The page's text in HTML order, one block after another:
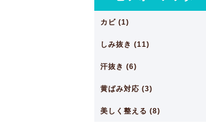
カビ (1)
しみ抜き (11)
汗抜き (6)
黄ばみ対応 (3)
美しく整える (8)